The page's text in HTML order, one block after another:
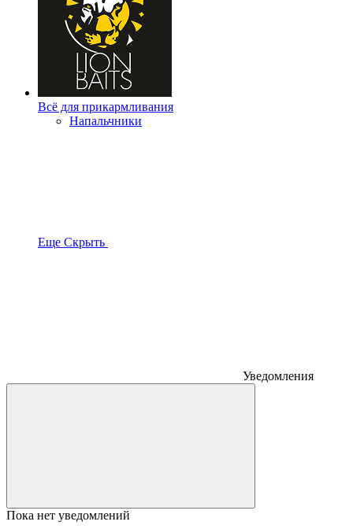
Всё для прикармливания
Напальчники
Еще Скрыть
Уведомления
Пока нет уведомлений